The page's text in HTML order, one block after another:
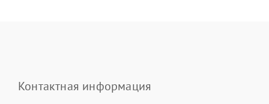
Контактная информация